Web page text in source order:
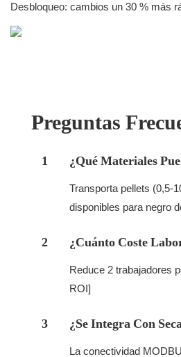
Desbloqueo: cambios un 30 % más
Preguntas
1 ¿Qué Materiales
Transporta pellets (0,5-
disponibles para negro
2 ¿Cuánto Coste
Reduce 2 trabajadores
ROI]
3 ¿Se Integra Con
La conectividad